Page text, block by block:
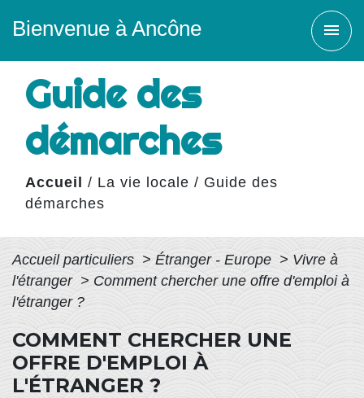
Bienvenue à Ancône menu
Guide des
démarches
Accueil / La vie locale / Guide des
démarches
Accueil particuliers > Étranger - Europe > Vivre à
l'étranger > Comment chercher une offre d'emploi à
l'étranger ?
COMMENT CHERCHER UNE
OFFRE D'EMPLOI À
L'ÉTRANGER ?